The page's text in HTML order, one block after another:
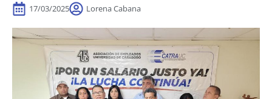
17/03/2025 Lorena Cabana